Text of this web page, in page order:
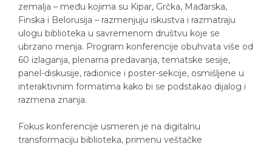
zemalja – među kojima su Kipar, Grčka, Mađarska,
Finska i Belorusija – razmenjuju iskustva i razmatraju
ulogu biblioteka u savremenom društvu koje se
ubrzano menja. Program konferencije obuhvata više od
60 izlaganja, plenarna predavanja, tematske sesije,
panel-diskusije, radionice i poster-sekcije, osmišljene u
interaktivnim formatima kako bi se podstakao dijalog i
razmena znanja.
Fokus konferencije usmeren je na digitalnu
transformaciju biblioteka, primenu veštačke